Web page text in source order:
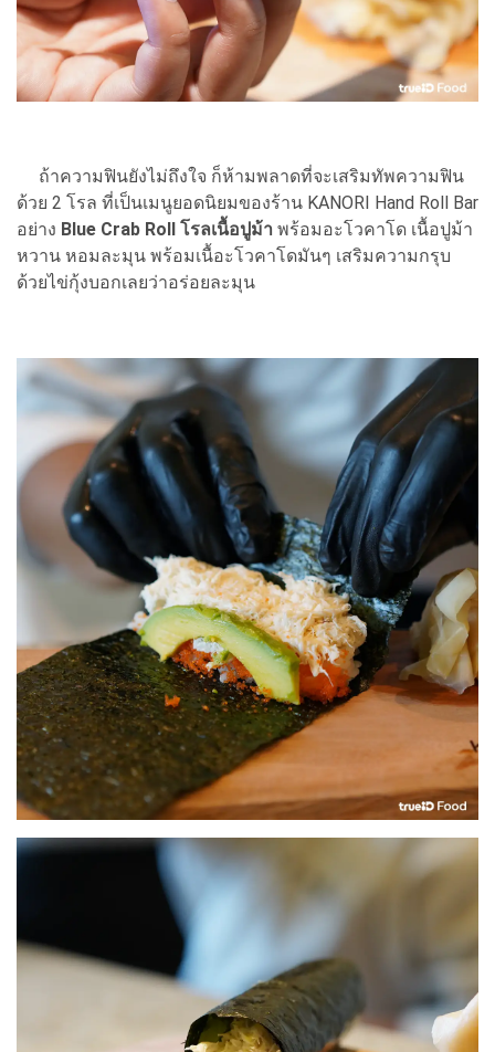
ถ้าความฟินยังไม่ถึงใจ ก็ห้ามพลาดที่จะเสริมทัพความฟิน
ด้วย 2 โรล ที่เป็นเมนูยอดนิยมของร้าน KANORI Hand Roll Bar
อย่าง Blue Crab Roll โรลเนื้อปูม้า พร้อมอะโวคาโด เนื้อปูม้า
หวาน หอมละมุน พร้อมเนื้อะโวคาโดมันๆ เสริมความกรุบ
ด้วยไข่กุ้งบอกเลยว่าอร่อยละมุน